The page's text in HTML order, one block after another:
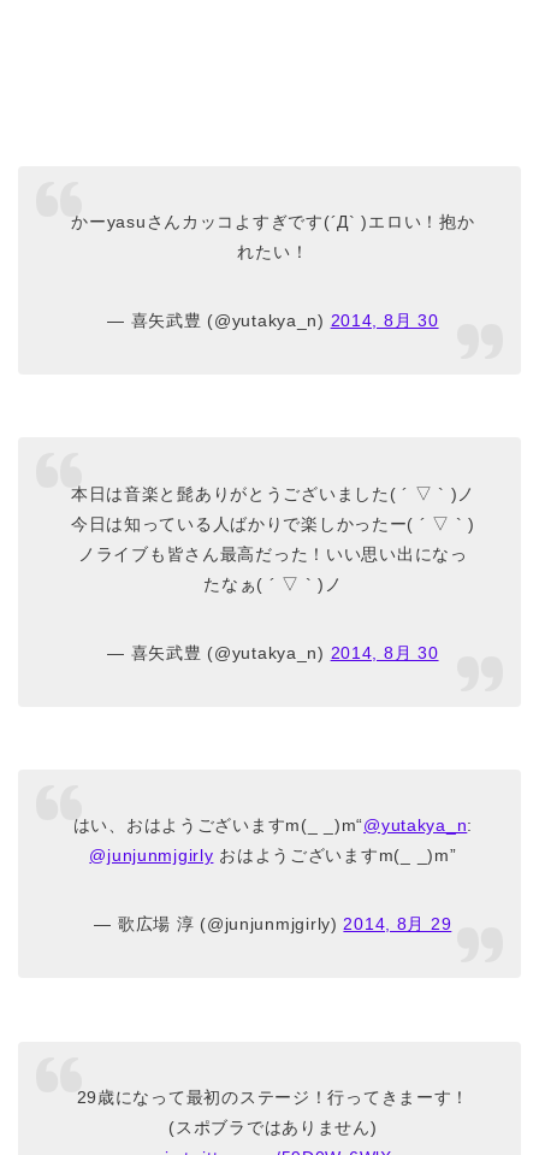
かーyasuさんカッコよすぎです(´Д` )エロい！抱か
れたい！
— 喜矢武豊 (@yutakya_n) 2014, 8月 30
本日は音楽と髭ありがとうございました( ´ ▽ ` )ノ
今日は知っている人ばかりで楽しかったー( ´ ▽ ` )
ノライブも皆さん最高だった！いい思い出になっ
たなぁ( ´ ▽ ` )ノ
— 喜矢武豊 (@yutakya_n) 2014, 8月 30
はい、おはようございますm(_ _)m“@yutakya_n:
@junjunmjgirly おはようございますm(_ _)m”
— 歌広場 淳 (@junjunmjgirly)2014, 8月 29
29歳になって最初のステージ！行ってきまーす！
(スポブラではありません)